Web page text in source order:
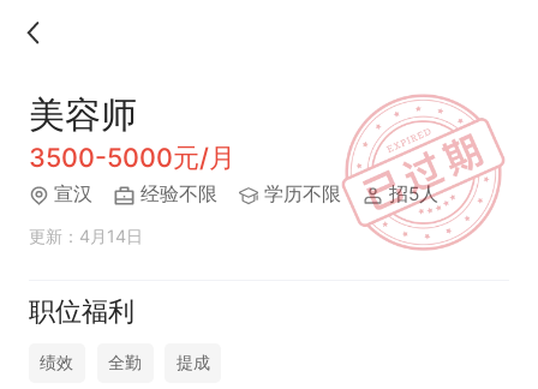
美容师
3500-5000元/月
宣汉 经验不限 学历不限 招5人
更新：4月14日
职位福利
绩效 全勤 提成